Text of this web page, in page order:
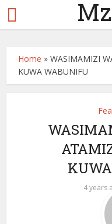
Home »WASIMAMIZI
KUWA WABUNIFU
4 years